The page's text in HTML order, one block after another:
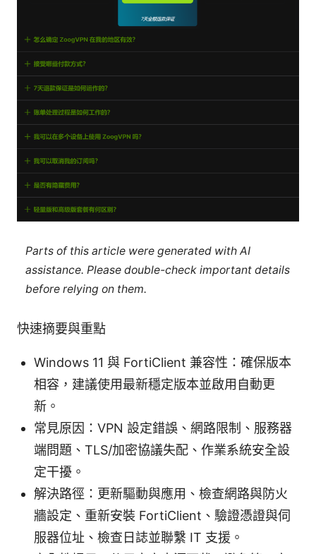
Parts of this article were generated with AI
assistance. Please double-check important details
before relying on them.
快速摘要與重點
Windows 11 與 FortiClient 兼容性：確保版本
相容，建議使用最新穩定版本並啟用自動更
新。
常見原因：VPN 設定錯誤、網路限制、服務器
端問題、TLS/加密協議失配、作業系統安全設
定干擾。
解決路徑：更新驅動與應用、檢查網路與防火
牆設定、重新安裝 FortiClient、驗證憑證與伺
服器位址、檢查日誌並聯繫 IT 支援。